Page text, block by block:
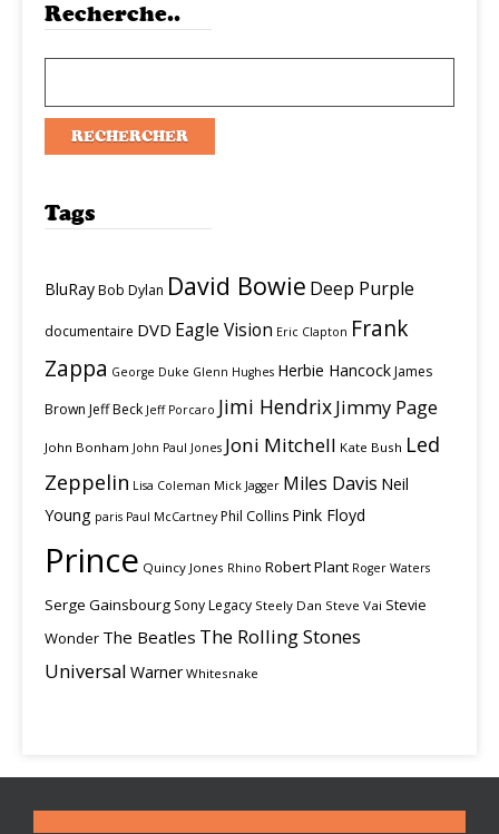
Recherche..
Tags
BluRayBob Dylan David Bowie Deep Purple
documentaire DVD Eagle Vision Eric Clapton Frank
Zappa George Duke Glenn Hughes Herbie HancockJames
Brown Jeff Beck Jeff Porcaro Jimi HendrixJimmy Page
John Bonham John Paul Jones Joni Mitchell Kate Bush Led
Zeppelin Lisa Coleman Mick Jagger Miles Davis Neil
Young paris Paul McCartney Phil Collins Pink Floyd
Prince Quincy Jones Rhino Robert Plant Roger Waters
Serge Gainsbourg Sony Legacy Steely Dan Steve Vai Stevie
Wonder The Beatles The Rolling Stones
Universal Warner Whitesnake